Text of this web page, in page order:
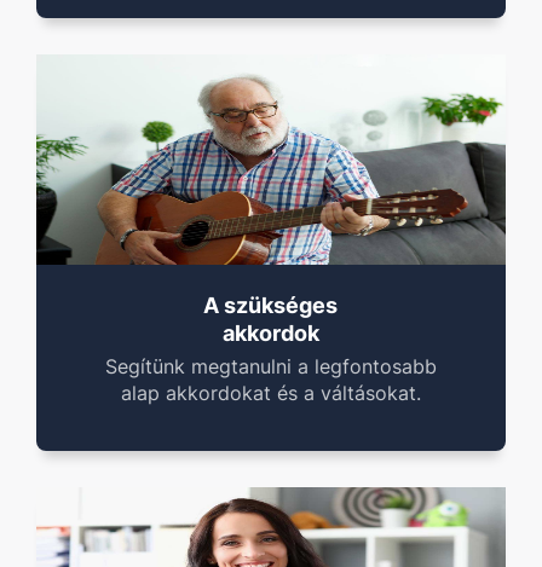
A szükséges
akkordok
Segítünk megtanulni a legfontosabb
alap akkordokat és a váltásokat.